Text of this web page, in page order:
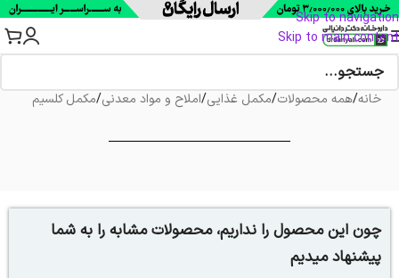
Skip to navigation
Skip to main content
خانه/همه محصولات/مکمل غذایی/املاح و مواد معدنی/مکمل کلسیم
چون این محصول را نداریم، محصولات مشابه را به شما
پیشنهاد میدیم